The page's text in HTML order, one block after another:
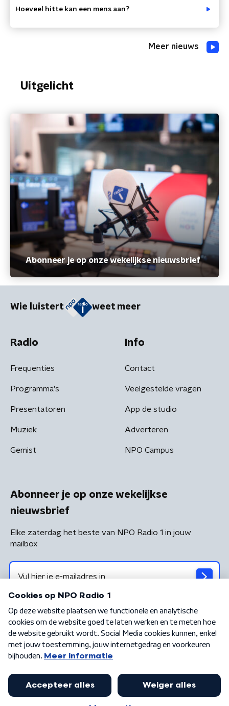
Hoeveel hitte kan een mens aan?
Meer nieuws
Uitgelicht
Abonneer je op onze wekelijkse nieuwsbrief
Wie luistert weet meer
Radio
Frequenties
Programma's
Presentatoren
Muziek
Gemist
Info
Contact
Veelgestelde vragen
App de studio
Adverteren
NPO Campus
Abonneer je op onze wekelijkse
nieuwsbrief
Elke zaterdag het beste van NPO Radio 1 in jouw
mailbox
Algemene voorwaarden